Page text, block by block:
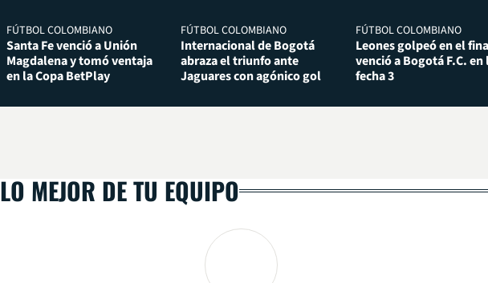
FÚTBOL COLOMBIANO
Santa Fe venció a Unión
Magdalena y tomó ventaja
en la Copa BetPlay
FÚTBOL COLOMBIANO
Internacional de Bogotá
abraza el triunfo ante
Jaguares con agónico gol
FÚTBOL COLOMBIANO
Leones golpeó en el
venció a Bogotá F.C. en
fecha 3
LO MEJOR DE TU EQUIPO